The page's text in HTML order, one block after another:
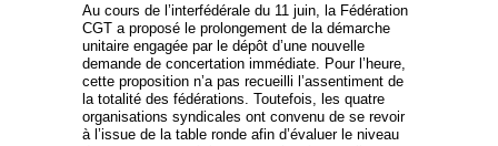
Au cours de l’interfédérale du 11 juin, la Fédération
CGT a proposé le prolongement de la démarche
unitaire engagée par le dépôt d’une nouvelle
demande de concertation immédiate. Pour l’heure,
cette proposition n’a pas recueilli l’assentiment de
la totalité des fédérations. Toutefois, les quatre
organisations syndicales ont convenu de se revoir
à l’issue de la table ronde afin d’évaluer le niveau